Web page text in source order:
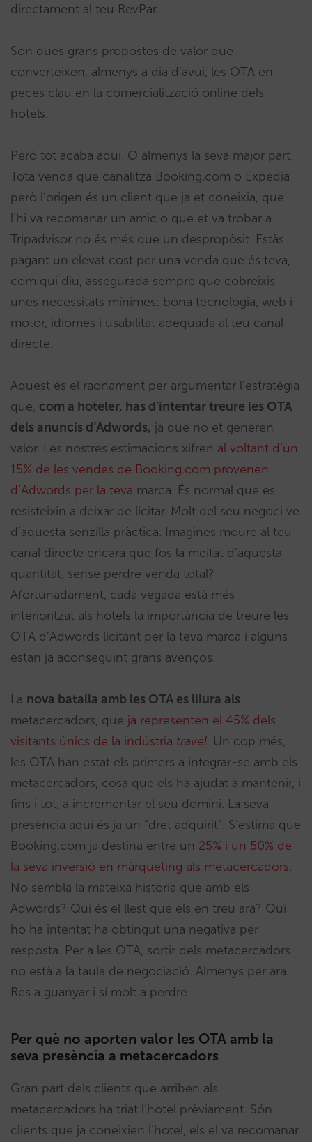
directament al teu RevPar.
Són dues grans propostes de valor que
converteixen, almenys a dia d’avui, les OTA en
peces clau en la comercialització online dels
hotels.
Però tot acaba aquí. O almenys la seva major part.
Tota venda que canalitza Booking.com o Expedia
però l’origen és un client que ja et coneixia, que
l’hi va recomanar un amic o que et va trobar a
Tripadvisor no és més que un despropòsit. Estàs
pagant un elevat cost per una venda que és teva,
com qui diu, assegurada sempre que cobreixis
unes necessitats mínimes: bona tecnologia, web i
motor, idiomes i usabilitat adequada al teu canal
directe.
Aquest és el raonament per argumentar l’estratègia
que, com a hoteler, has d’intentar treure les OTA
dels anuncis d’Adwords, ja que no et generen
valor. Les nostres estimacions xifren al voltant d’un
15% de les vendes de Booking.com provenen
d’Adwords per la teva marca. És normal que es
resisteixin a deixar de licitar. Molt del seu negoci ve
d’aquesta senzilla pràctica. Imagines moure al teu
canal directe encara que fos la meitat d’aquesta
quantitat, sense perdre venda total?
Afortunadament, cada vegada està més
interioritzat als hotels la importància de treure les
OTA d’Adwords licitant per la teva marca i alguns
estan ja aconseguint grans avenços.
La nova batalla amb les OTA es lliura als
metacercadors, que ja representen el 45% dels
visitants únics de la indústria travel. Un cop més,
les OTA han estat els primers a integrar-se amb els
metacercadors, cosa que els ha ajudat a mantenir, i
fins i tot, a incrementar el seu domini. La seva
presència aquí és ja un “dret adquirit”. S’estima que
Booking.com ja destina entre un 25% i un 50% de
la seva inversió en màrqueting als metacercadors.
No sembla la mateixa història que amb els
Adwords? Qui és el llest que els en treu ara? Qui
ho ha intentat ha obtingut una negativa per
resposta. Per a les OTA, sortir dels metacercadors
no està a la taula de negociació. Almenys per ara.
Res a guanyar i sí molt a perdre.
Per què no aporten valor les OTA amb la
seva presència a metacercadors
Gran part dels clients que arriben als
metacercadors ha triat l’hotel prèviament. Són
clients que ja coneixien l’hotel, els el va recomanar